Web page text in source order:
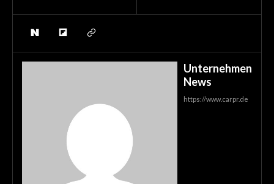
Unternehmen
News
https://www.carpr.de